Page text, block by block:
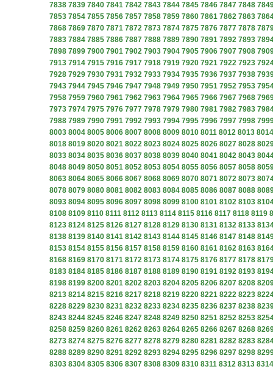
7838 7839 7840 7841 7842 7843 7844 7845 7846 7847 7848
7853 7854 7855 7856 7857 7858 7859 7860 7861 7862 7863
7868 7869 7870 7871 7872 7873 7874 7875 7876 7877 7878
7883 7884 7885 7886 7887 7888 7889 7890 7891 7892 7893
7898 7899 7900 7901 7902 7903 7904 7905 7906 7907 7908
7913 7914 7915 7916 7917 7918 7919 7920 7921 7922 7923
7928 7929 7930 7931 7932 7933 7934 7935 7936 7937 7938
7943 7944 7945 7946 7947 7948 7949 7950 7951 7952 7953
7958 7959 7960 7961 7962 7963 7964 7965 7966 7967 7968
7973 7974 7975 7976 7977 7978 7979 7980 7981 7982 7983
7988 7989 7990 7991 7992 7993 7994 7995 7996 7997 7998
8003 8004 8005 8006 8007 8008 8009 8010 8011 8012 8013 8014
8018 8019 8020 8021 8022 8023 8024 8025 8026 8027 8028
8033 8034 8035 8036 8037 8038 8039 8040 8041 8042 8043
8048 8049 8050 8051 8052 8053 8054 8055 8056 8057 8058
8063 8064 8065 8066 8067 8068 8069 8070 8071 8072 8073
8078 8079 8080 8081 8082 8083 8084 8085 8086 8087 8088
8093 8094 8095 8096 8097 8098 8099 8100 8101 8102 8103
8108 8109 8110 8111 8112 8113 8114 8115 8116 8117 8118 8119
8123 8124 8125 8126 8127 8128 8129 8130 8131 8132 8133
8138 8139 8140 8141 8142 8143 8144 8145 8146 8147 8148
8153 8154 8155 8156 8157 8158 8159 8160 8161 8162 8163
8168 8169 8170 8171 8172 8173 8174 8175 8176 8177 8178
8183 8184 8185 8186 8187 8188 8189 8190 8191 8192 8193
8198 8199 8200 8201 8202 8203 8204 8205 8206 8207 8208
8213 8214 8215 8216 8217 8218 8219 8220 8221 8222 8223
8228 8229 8230 8231 8232 8233 8234 8235 8236 8237 8238
8243 8244 8245 8246 8247 8248 8249 8250 8251 8252 8253
8258 8259 8260 8261 8262 8263 8264 8265 8266 8267 8268
8273 8274 8275 8276 8277 8278 8279 8280 8281 8282 8283
8288 8289 8290 8291 8292 8293 8294 8295 8296 8297 8298
8303 8304 8305 8306 8307 8308 8309 8310 8311 8312 8313 8314